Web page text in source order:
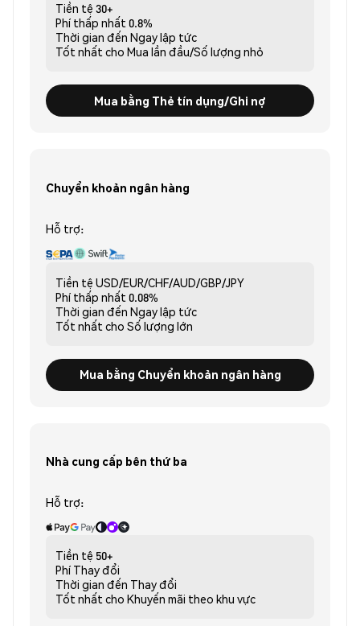
Tiền tệ 30+
Phí thấp nhất 0.8%
Thời gian đến Ngay lập tức
Tốt nhất cho Mua lần đầu/Số lượng nhỏ
Mua bằng Thẻ tín dụng/Ghi nợ
Chuyển khoản ngân hàng
Hỗ trợ:
Tiền tệ USD/EUR/CHF/AUD/GBP/JPY
Phí thấp nhất 0.08%
Thời gian đến Ngay lập tức
Tốt nhất cho Số lượng lớn
Mua bằng Chuyển khoản ngân hàng
Nhà cung cấp bên thứ ba
Hỗ trợ:
Tiền tệ 50+
Phí Thay đổi
Thời gian đến Thay đổi
Tốt nhất cho Khuyến mãi theo khu vực